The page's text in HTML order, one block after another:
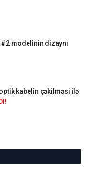
modelinin dizaynı
kabelin çəkilməsi ilə